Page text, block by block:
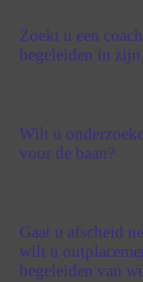
Zoekt u een
begeleiden in
Wilt u
voor de baan?
Gaat u afscheid
wilt u
begeleiden van